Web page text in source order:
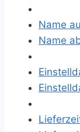
Name
Name